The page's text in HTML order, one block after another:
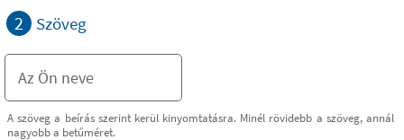
2 Szöveg
A szöveg a beírás szerint kerül kinyomtatásra. Minél rövidebb a szöveg, annál
nagyobb a betűméret.